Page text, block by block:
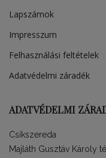
Lapszámok
Impresszum
Felhasználási feltételek
Adatvédelmi záradék
ADATVÉDELMI
Csíkszereda
Majláth Gusztáv Károly